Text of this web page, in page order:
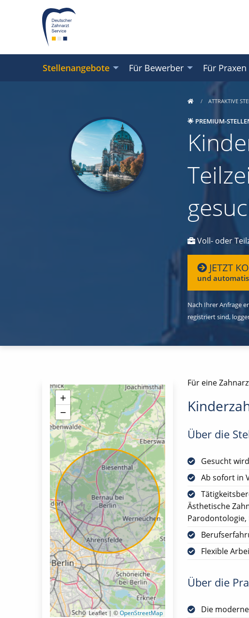
Stellenangebote Für Bewerber Für Praxen
ATTRAKTIVE
🌟 PREMIUM-
Voll- oder
JETZT
und
Nach Ihrer Anfrage
registriert sind,
Für eine
Über die
Gesucht
Ab sofort in
Ästhetische
Flexible
Über die
Die
+
−
Leaflet | ©OpenStreetMap